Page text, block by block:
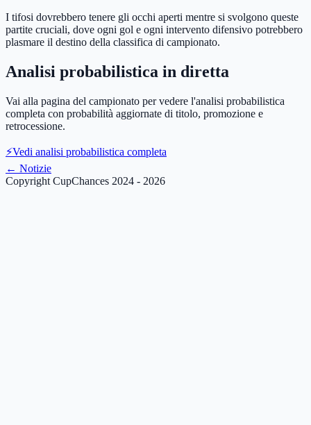
I tifosi dovrebbero tenere gli occhi aperti mentre si svolgono queste
partite cruciali, dove ogni gol e ogni intervento difensivo potrebbero
plasmare il destino della classifica di campionato.
Analisi probabilistica in diretta
Vai alla pagina del campionato per vedere l'analisi probabilistica
completa con probabilità aggiornate di titolo, promozione e
retrocessione.
⚡Vedi analisi probabilistica completa
← Notizie
Copyright CupChances 2024 - 2026